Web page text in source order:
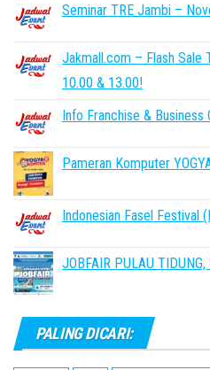
Seminar TRE Jambi –
Jakmall.com – Flash Sale
10.00 & 13.00!
Info Franchise &
Pameran Komputer
Indonesian Fasel Festival
JOBFAIR PULAU
PALING DICARI: